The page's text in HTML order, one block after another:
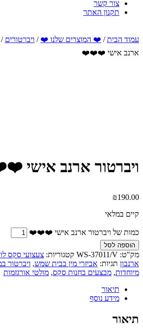
צור קשר
תקנון האתר
עמוד הבית/ ❤️ המוצרים שלנו ❤️ / ויברטורים /
ארנב אישי ❤️❤️❤️
ויברטור ארנב אישי
₪190.00
קיים במלאי
כמות של ויברטור ארנב אישי ❤️❤️❤️
הוספה לסל
מק"ט: WS-37011/V קטגוריות: צעצועי סקס
ארנבון תגיות: אביזרי מין בבית שמש, ויברטור
מיוחדות, מבצעים בחנות סקס, מולטי אורגזמות
תיאור
מידע נוסף
תיאור